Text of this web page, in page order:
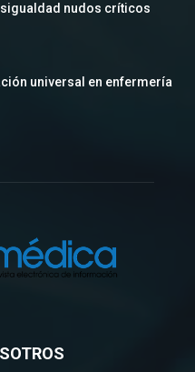
nudos críticos
universal en enfermería